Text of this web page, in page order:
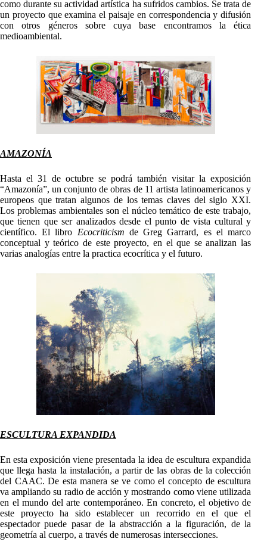
como durante su actividad artística ha sufridos cambios. Se trata de
un proyecto que examina el paisaje en correspondencia y difusión
con otros géneros sobre cuya base encontramos la ética
medioambiental.
AMAZONÍA
Hasta el 31 de octubre se podrá también visitar la exposición
“Amazonía”, un conjunto de obras de 11 artista latinoamericanos y
europeos que tratan algunos de los temas claves del siglo XXI.
Los problemas ambientales son el núcleo temático de este trabajo,
que tienen que ser analizados desde el punto de vista cultural y
científico. El libro Ecocriticism de Greg Garrard, es el marco
conceptual y teórico de este proyecto, en el que se analizan las
varias analogías entre la practica ecocrítica y el futuro.
ESCULTURA EXPANDIDA
En esta exposición viene presentada la idea de escultura expandida
que llega hasta la instalación, a partir de las obras de la colección
del CAAC. De esta manera se ve como el concepto de escultura
va ampliando su radio de acción y mostrando como viene utilizada
en el mundo del arte contemporáneo. En concreto, el objetivo de
este proyecto ha sido establecer un recorrido en el que el
espectador puede pasar de la abstracción a la figuración, de la
geometría al cuerpo, a través de numerosas intersecciones.